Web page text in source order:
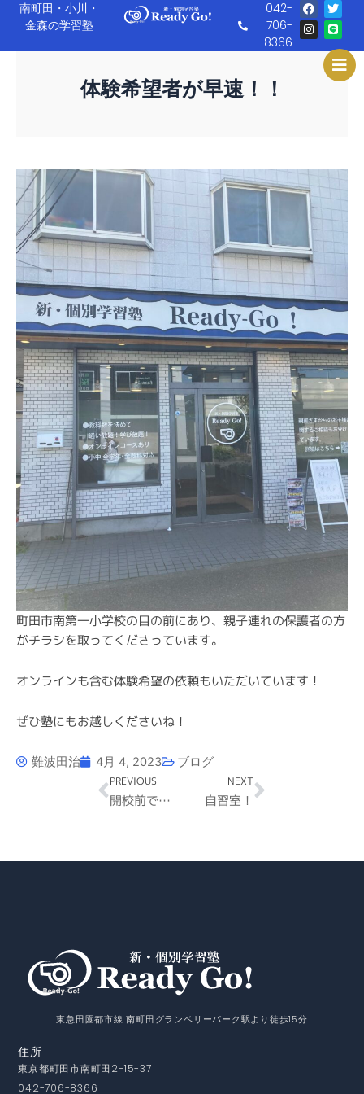
を
南町田・小川・
金森の学習塾
042-
706-
8366
F
a
c
e
b
T
w
i
t
t
e
r
I
n
s
t
a
L
i
n
e
体験希望者が早速！！
町田市南第一小学校の目の前にあり、親子連れの保護者の方
がチラシを取ってくださっています。
オンラインも含む体験希望の依頼もいただいています！
ぜひ塾にもお越しくださいね！
難波田治 4月 4, 2023 ブログ
Prev
PREVIOUS
開校前ですが募集しています！！
NEXT
自習室！
Next
東急田園都市線 南町田グランベリーパーク駅より徒歩15分
住所
東京都町田市南町田2-15-37
042-706-8366